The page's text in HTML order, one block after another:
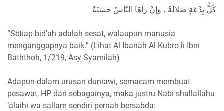
كُلُّ بِدْعَةٍ ضَلاَلَةٌ ، وَإِنْ رَآهَا النَّاسُ حَسَنَةً
“Setiap bid’ah adalah sesat, walaupun manusia
menganggapnya baik.” (Lihat Al Ibanah Al Kubro li Ibni
Baththoh, 1/219, Asy Syamilah)
Adapun dalam urusan duniawi, semacam membuat
pesawat, HP dan sebagainya, maka justru Nabi shallallahu
‘alaihi wa sallam sendiri pernah bersabda: